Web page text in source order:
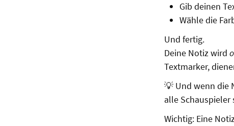
Gib deinen
Wähle die
Und fertig.
Deine Notiz wird
Textmarker,
💡 Und wenn die
alle
Wichtig: Eine